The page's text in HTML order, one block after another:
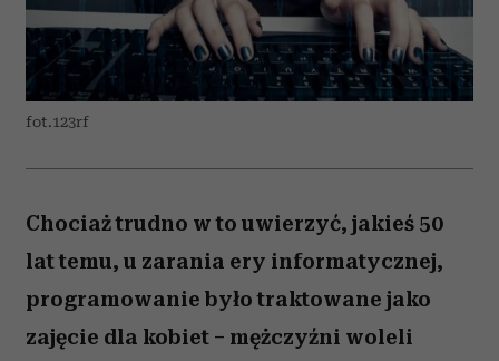
fot.123rf
Chociaż trudno w to uwierzyć, jakieś 50
lat temu, u zarania ery informatycznej,
programowanie było traktowane jako
zajęcie dla kobiet – mężczyźni woleli